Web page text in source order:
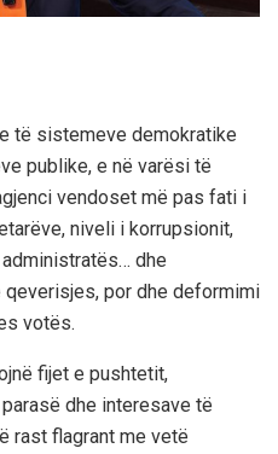
të sistemeve demokratike
publike, e në varësi të
vendoset më pas fati i
niveli i korrupsionit,
dhe
por dhe deformimi
votës.
fijet e pushtetit,
dhe interesave të
rast flagrant me vetë